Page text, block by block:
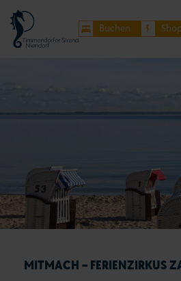
Buchen
MITMACH – FERIENZIRKUS